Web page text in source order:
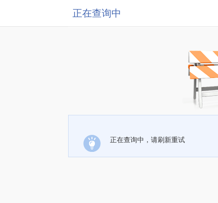
正在查询中
正在查询中，请刷新重试